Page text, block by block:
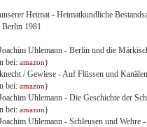
Heimat - Heimatkundliche
Berlin 1981
Uhlemann - Berlin und die
bei: amazon)
/ Gewiese - Auf Flüssen und
bei: amazon)
Uhlemann - Die Geschichte der
bei: amazon)
Uhlemann - Schleusen und